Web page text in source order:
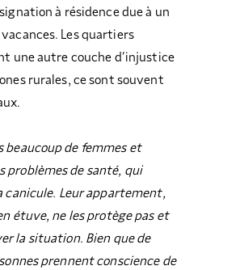
à résidence due à un
Les quartiers
une autre couche d’injustice
rurales, ce sont souvent
beaucoup de femmes et
problèmes de santé, qui
canicule. Leur appartement,
étuve, ne les protège pas et
la situation. Bien que de
prennent conscience de